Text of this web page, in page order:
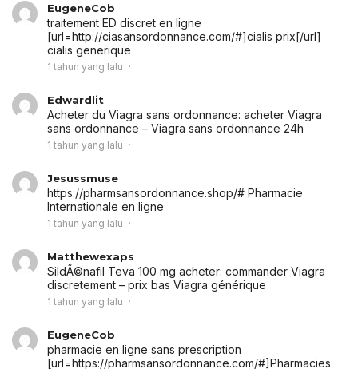
EugeneCob
traitement ED discret en ligne
[url=http://ciasansordonnance.com/#]cialis prix[/url]
cialis generique
1 tahun yang lalu
Edwardlit
Acheter du Viagra sans ordonnance: acheter Viagra
sans ordonnance – Viagra sans ordonnance 24h
1 tahun yang lalu
Jesussmuse
https://pharmsansordonnance.shop/# Pharmacie
Internationale en ligne
1 tahun yang lalu
Matthewexaps
SildÃ©nafil Teva 100 mg acheter: commander Viagra
discretement – prix bas Viagra générique
1 tahun yang lalu
EugeneCob
pharmacie en ligne sans prescription
[url=https://pharmsansordonnance.com/#]Pharmacies